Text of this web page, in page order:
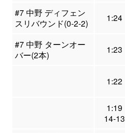
#7 中野 ディフェン
スリバウンド(0-2-2)
1:24
#7 中野 ターンオー
バー(2本)
1:23
1:22
1:19
14-13